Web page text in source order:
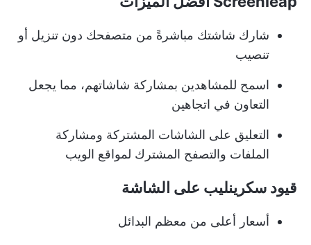
شارك شاشتك مباشرةً من متصفحك دون تنزيل أو
تنصيب
اسمح للمشاهدين بمشاركة شاشاتهم، مما يجعل
التعاون في اتجاهين
التعليق على الشاشات المشتركة ومشاركة
الملفات والتصفح المشترك لمواقع الويب
قيود سكرينليب على الشاشة
أسعار أعلى من معظم البدائل